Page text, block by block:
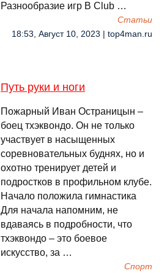
Разнообразие игр В Club …
Cтатьи
18:53, Август 10, 2023 | top4man.ru
Путь руки и ноги
Пожарный Иван Остраницын –
боец тхэквондо. Он не только
участвует в насыщенных
соревновательных буднях, но и
охотно тренирует детей и
подростков в профильном клубе.
Начало положила гимнастика
Для начала напомним, не
вдаваясь в подробности, что
тхэквондо – это боевое
искусство, за …
Спорт